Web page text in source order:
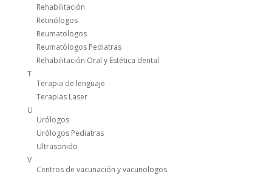
Rehabilitación
Retinólogos
Reumatologos
Reumatólogos Pediatras
Rehabilitación Oral y Estética dental
T
Terapia de lenguaje
Terapias Laser
U
Urólogos
Urólogos Pediatras
Ultrasonido
V
Centros de vacunación y vacunologos